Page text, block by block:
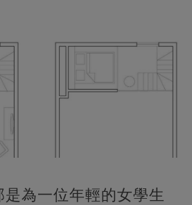
為一位年輕的女學生